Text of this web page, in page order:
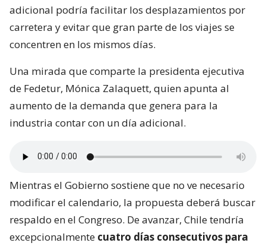
adicional podría facilitar los desplazamientos por
carretera y evitar que gran parte de los viajes se
concentren en los mismos días.
Una mirada que comparte la presidenta ejecutiva
de Fedetur, Mónica Zalaquett, quien apunta al
aumento de la demanda que genera para la
industria contar con un día adicional.
Mientras el Gobierno sostiene que no ve necesario
modificar el calendario, la propuesta deberá buscar
respaldo en el Congreso. De avanzar, Chile tendría
excepcionalmente cuatro días consecutivos para